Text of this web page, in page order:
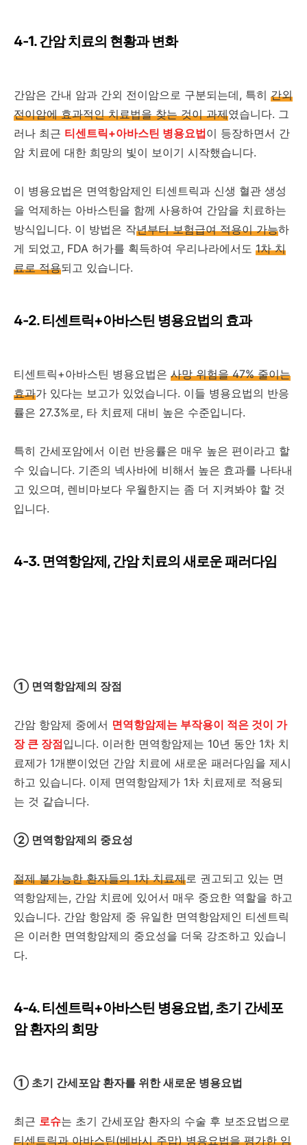
4-1. 간암 치료의 현황과 변화
간암은 간내 암과 간외 전이암으로 구분되는데, 특히 간외
전이암에 효과적인 치료법을 찾는 것이 과제였습니다. 그
러나 최근 티센트릭+아바스틴 병용요법이 등장하면서 간
암 치료에 대한 희망의 빛이 보이기 시작했습니다.
이 병용요법은 면역항암제인 티센트릭과 신생 혈관 생성
을 억제하는 아바스틴을 함께 사용하여 간암을 치료하는
방식입니다. 이 방법은 작년부터 보험급여 적용이 가능하
게 되었고, FDA 허가를 획득하여 우리나라에서도 1차 치
료로 적용되고 있습니다.
4-2. 티센트릭+아바스틴 병용요법의 효과
티센트릭+아바스틴 병용요법은 사망 위험을 47% 줄이는
효과가 있다는 보고가 있었습니다. 이들 병용요법의 반응
률은 27.3%로, 타 치료제 대비 높은 수준입니다.
특히 간세포암에서 이런 반응률은 매우 높은 편이라고 할
수 있습니다. 기존의 넥사바에 비해서 높은 효과를 나타내
고 있으며, 렌비마보다 우월한지는 좀 더 지켜봐야 할 것
입니다.
4-3. 면역항암제, 간암 치료의 새로운 패러다임
① 면역항암제의 장점
간암 항암제 중에서 면역항암제는 부작용이 적은 것이 가
장 큰 장점입니다. 이러한 면역항암제는 10년 동안 1차 치
료제가 1개뿐이었던 간암 치료에 새로운 패러다임을 제시
하고 있습니다. 이제 면역항암제가 1차 치료제로 적용되
는 것 같습니다.
② 면역항암제의 중요성
절제 불가능한 환자들의 1차 치료제로 권고되고 있는 면
역항암제는, 간암 치료에 있어서 매우 중요한 역할을 하고
있습니다. 간암 항암제 중 유일한 면역항암제인 티센트릭
은 이러한 면역항암제의 중요성을 더욱 강조하고 있습니
다.
4-4. 티센트릭+아바스틴 병용요법, 초기 간세포
암 환자의 희망
① 초기 간세포암 환자를 위한 새로운 병용요법
최근 로슈는 초기 간세포암 환자의 수술 후 보조요법으로
티센트릭과 아바스틴(베바시 주맙) 병용요법을 평가한 임